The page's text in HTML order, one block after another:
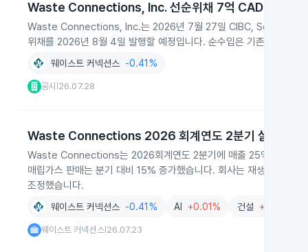
Waste Connections, Inc. 선순위채 7억 CAD 공모 결
Waste Connections, Inc.는 2026년 7월 27일 CIBC, Scotia, TD
위채를 2026년 8월 4일 발행할 예정입니다. 순수입은 기존 리볼빙
웨이스트 커넥션스 -0.41%
공시 26.07.28
Waste Connections 2026 회계연도 2분기 실적과 상
Waste Connections는 2026회계연도 2분기에 매출 25억6,200만
매립가스 판매는 분기 대비 15% 증가했습니다. 회사는 재생 천연가
조정했습니다.
웨이스트 커넥션스 -0.41% AI +0.01% 건설 +0.80%
웨이스트 커넥션스 26.07.23